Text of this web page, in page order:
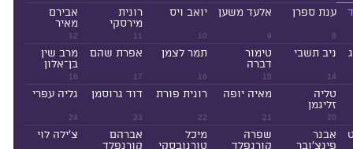
8
ענת ספרן
9
אלעד משען
10
יואב ויס
11
רונית
מירסקי
12
אבירם
מאיר
14
ניב תשבי
15
טימור
דברה
16
תמר לצמן
17
אפרת שהם
18
מרב שין
בן־אלון
20
טליה
זליגמן
21
מאיה יופה
22
רונית פורת
23
דוד גרוסמן
24
גליה עפרי
אבנר
פינצ'ובר
שפרה
קורנפלד
מיכל
טורנובסקי
אברהם
קורנפלד
צ'ילה לוי